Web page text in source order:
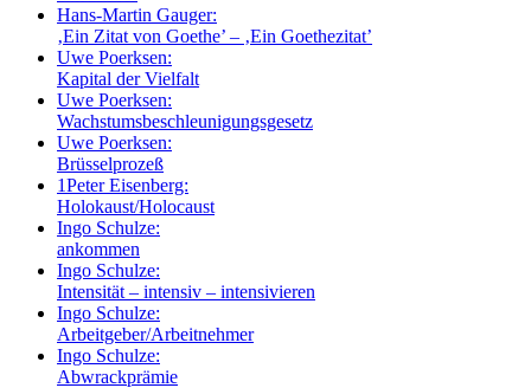
Hans-Martin Gauger:
‚Ein Zitat von Goethe’ – ‚Ein Goethezitat’
Uwe Poerksen:
Kapital der Vielfalt
Uwe Poerksen:
Wachstumsbeschleunigungsgesetz
Uwe Poerksen:
Brüsselprozeß
1Peter Eisenberg:
Holokaust/Holocaust
Ingo Schulze:
ankommen
Ingo Schulze:
Intensität – intensiv – intensivieren
Ingo Schulze:
Arbeitgeber/Arbeitnehmer
Ingo Schulze:
Abwrackprämie